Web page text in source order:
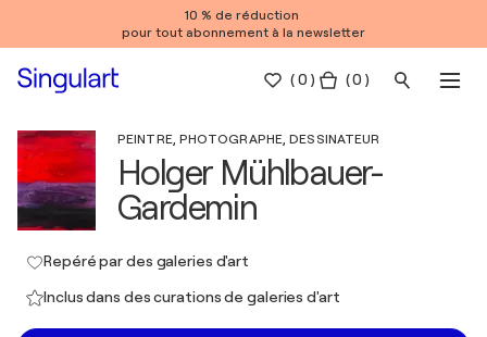
10 % de réduction
pour tout abonnement à la newsletter
(0 ) ( 0 )
PEINTRE, PHOTOGRAPHE, DESSINATEUR
Holger Mühlbauer-
Gardemin
Repéré par des galeries d'art
Inclus dans des curations de galeries d'art